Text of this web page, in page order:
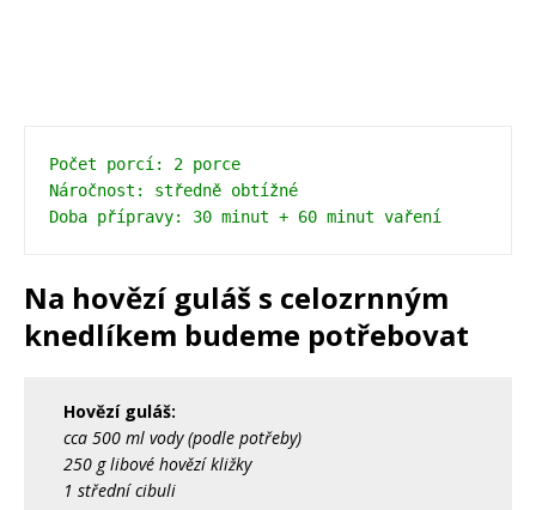
Počet porcí: 2 porce
Náročnost: středně obtížné
Doba přípravy: 30 minut + 60 minut vaření
Na hovězí guláš s celozrnným
knedlíkem budeme potřebovat
Hovězí guláš:
cca 500 ml vody (podle potřeby)
250 g libové hovězí kližky
1 střední cibuli